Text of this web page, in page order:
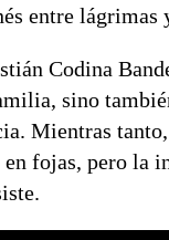
entre lágrimas
Codina
sino
Mientras
fojas, pero la